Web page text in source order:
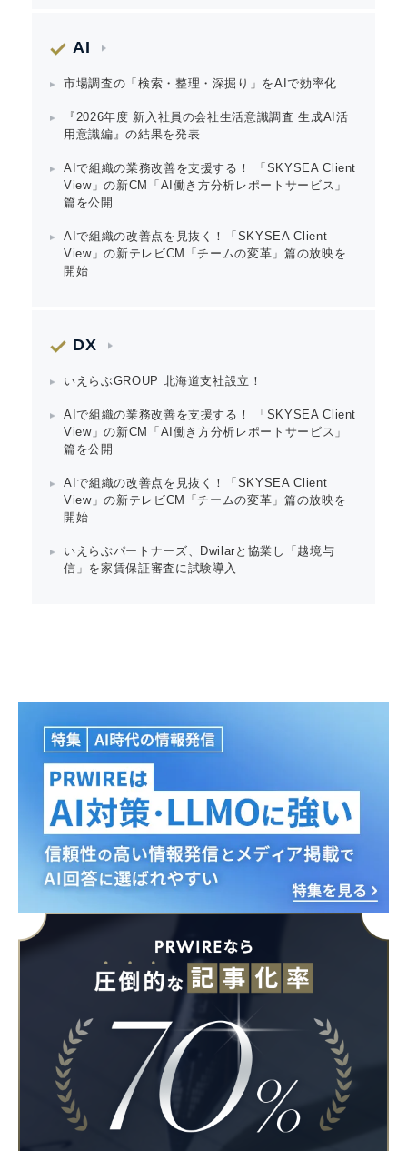
AI
市場調査の「検索・整理・深掘り」をAIで効率化
『2026年度 新入社員の会社生活意識調査 生成AI活
用意識編』の結果を発表
AIで組織の業務改善を支援する！ 「SKYSEA Client
View」の新CM「AI働き方分析レポートサービス」
篇を公開
AIで組織の改善点を見抜く！「SKYSEA Client
View」の新テレビCM「チームの変革」篇の放映を
開始
DX
いえらぶGROUP 北海道支社設立！
AIで組織の業務改善を支援する！ 「SKYSEA Client
View」の新CM「AI働き方分析レポートサービス」
篇を公開
AIで組織の改善点を見抜く！「SKYSEA Client
View」の新テレビCM「チームの変革」篇の放映を
開始
いえらぶパートナーズ、Dwilarと協業し「越境与
信」を家賃保証審査に試験導入